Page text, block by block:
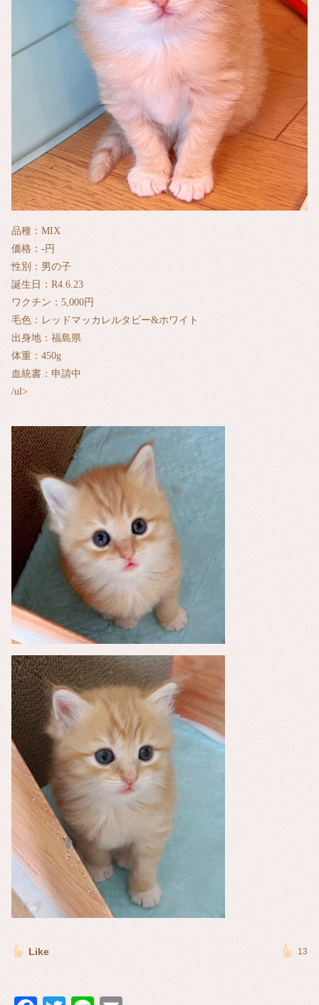
品種：MIX
価格：‐円
性別：男の子
誕生日：R4.6.23
ワクチン：5,000円
毛色：レッドマッカレルタビー&ホワイト
出身地：福島県
体重：450g
血統書：申請中
/ul>
Like 13